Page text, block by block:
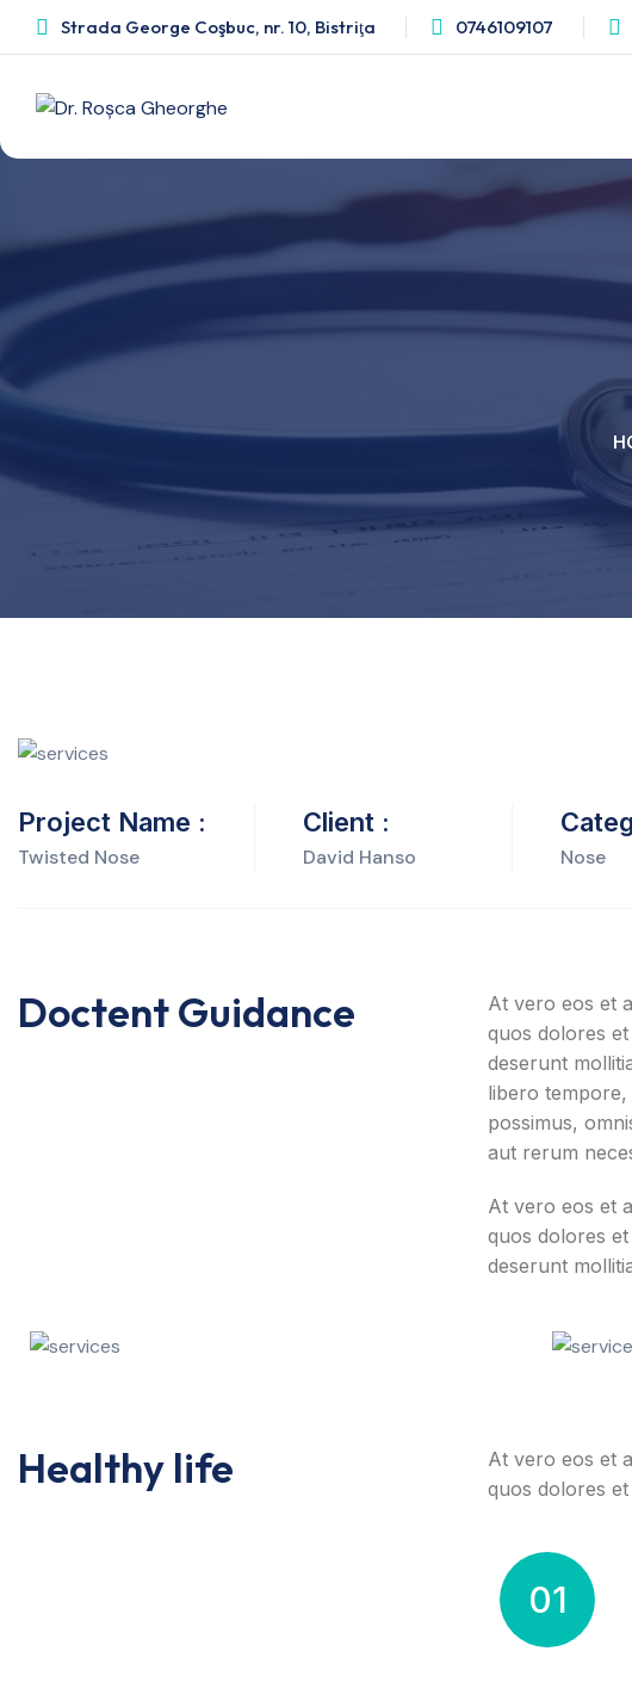
Strada George Coşbuc, nr. 10, Bistriţa 0746109107
Project Name :
Twisted Nose
Client :
David Hanso Nose
Doctent Guidance
At vero eos et
quos dolores
deserunt
libero tempore,
possimus,
aut rerum
At vero eos et
quos dolores
deserunt
Healthy life
At vero eos et
quos dolores
01